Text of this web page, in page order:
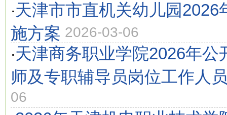
·天津市市直机关幼儿园2026
施方案 2026-03-06
·天津商务职业学院2026年公
师及专职辅导员岗位工作人
06